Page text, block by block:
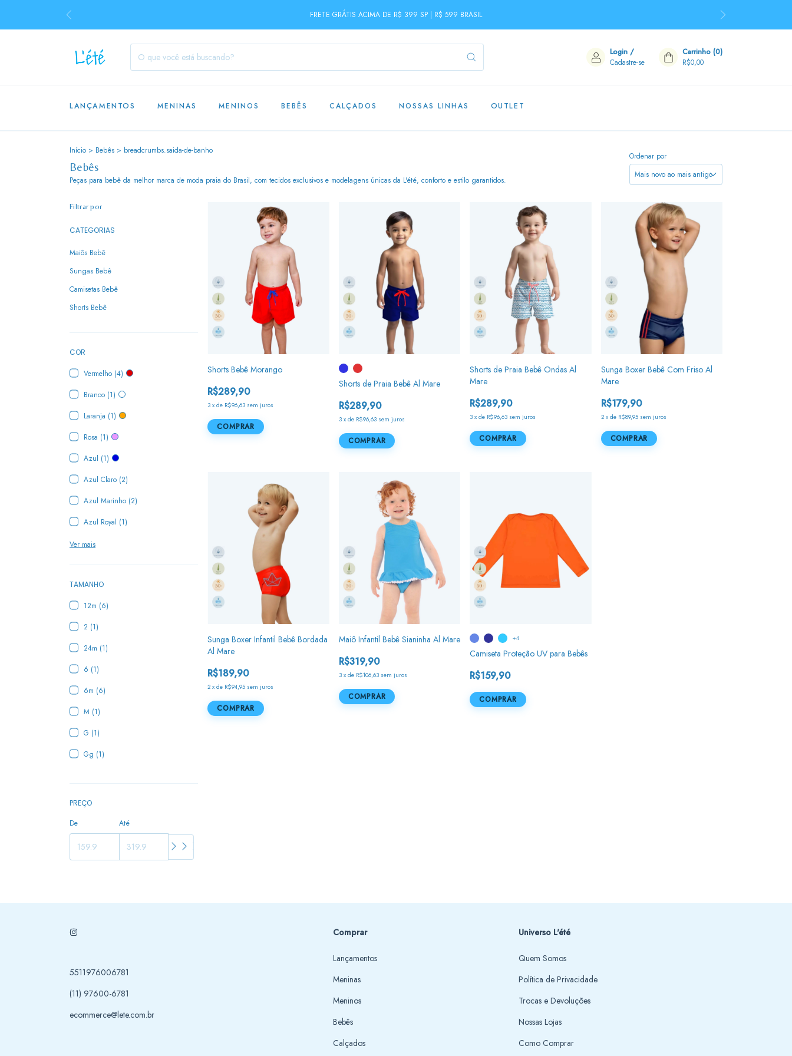
FRETE GRÁTIS ACIMA DE R$ 399 SP | R$ 599 BRASIL
Login /
Cadastre-se
Carrinho (0)
R$0,00
LANÇAMENTOS MENINAS MENINOS BEBÊS CALÇADOS NOSSAS LINHAS OUTLET
Início > Bebês > breadcrumbs.saida-de-banho
Bebês
Peças para bebê da melhor marca de moda praia do Brasil, com tecidos exclusivos e modelagens únicas da L'été, conforto e estilo garantidos.
Ordenar por
Filtrar por
CATEGORIAS
Maiôs Bebê
Sungas Bebê
Camisetas Bebê
Shorts Bebê
COR
Vermelho (4)
Branco (1)
Laranja (1)
Rosa (1)
Azul (1)
Azul Claro (2)
Azul Marinho (2)
Azul Royal (1)
Ver mais
TAMANHO
12m (6)
2 (1)
24m (1)
6 (1)
6m (6)
M (1)
G (1)
Gg (1)
PREÇO
De Até
Shorts Bebê Morango
R$289,90
3 xde R$96,63 sem juros
COMPRAR
Shorts de Praia Bebê Al Mare
R$289,90
3 x de R$96,63 sem juros
COMPRAR
Shorts de Praia Bebê Ondas Al
Mare
R$289,90
3 xde R$96,63 sem juros
COMPRAR
Sunga Boxer Bebê Com Friso Al
Mare
R$179,90
2 x de R$89,95 sem juros
COMPRAR
Sunga Boxer Infantil Bebê Bordada
Al Mare
R$189,90
2 xde R$94,95 sem juros
COMPRAR
Maiô Infantil Bebê Sianinha Al Mare
R$319,90
3 x de R$106,63 sem juros
COMPRAR
Camiseta Proteção UV para Bebês
R$159,90
+4
COMPRAR
5511976006781
(11) 97600-6781
ecommerce@lete.com.br
Comprar
Lançamentos
Meninas
Meninos
Bebês
Calçados
Universo L'été
Quem Somos
Política de Privacidade
Trocas e Devoluções
Nossas Lojas
Como Comprar